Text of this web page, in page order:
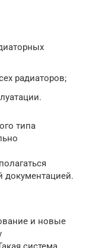
радиаторов;
типа
документацией.
и новые